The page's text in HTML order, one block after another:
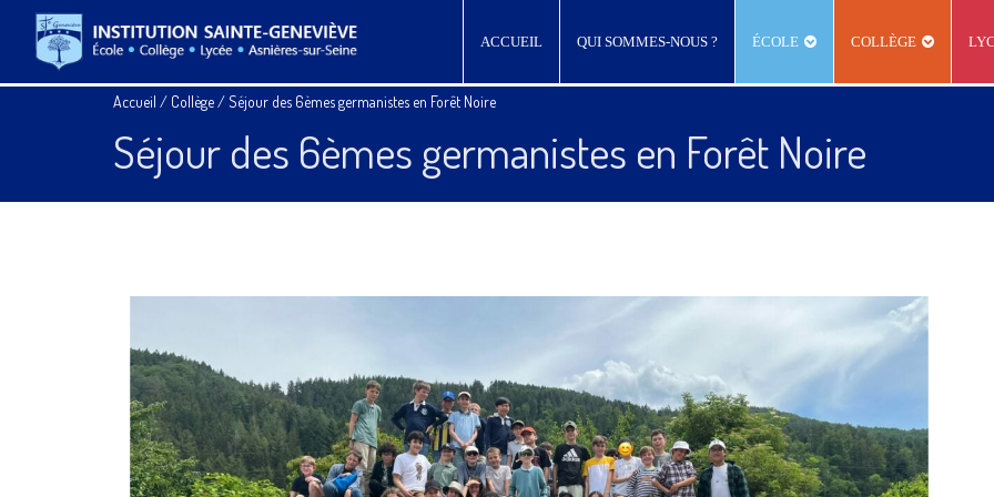
ACCUEIL QUI SOMMES-NOUS ? ÉCOLE COLLÈGE
Accueil / Collège/Séjour des 6èmes germanistes en Forêt Noire
Séjour des 6èmes germanistes en Forêt Noire